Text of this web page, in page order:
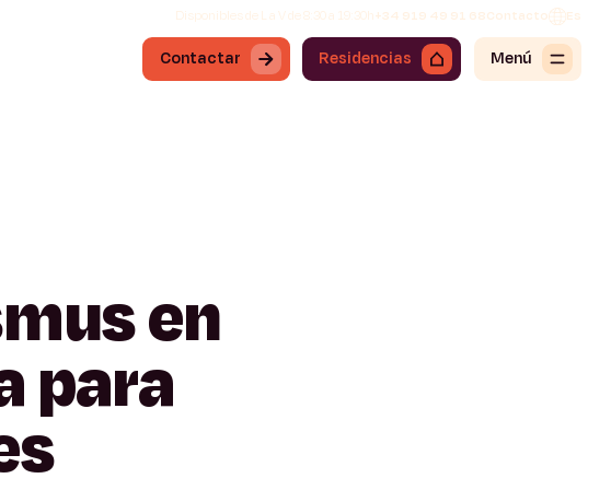
Disponibles de L a V de 8:30 a 19:30h+34 919 49 91 68Contacto Es
Contactar Residencias Menú
en
para